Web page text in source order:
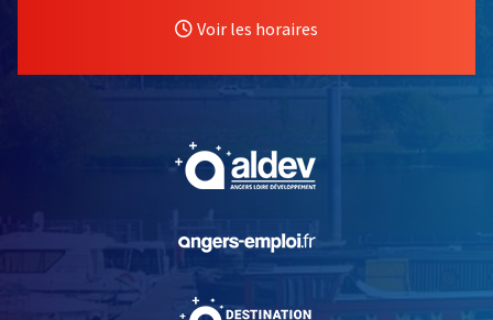
Voir les horaires
, Ouvre une nouvelle